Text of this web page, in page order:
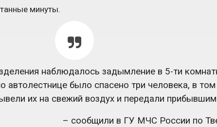
минуты.
наблюдалось задымление в 5-ти
автолестнице было спасено три человека, в том
их на свежий воздух и передали
– сообщили в ГУ МЧС России по